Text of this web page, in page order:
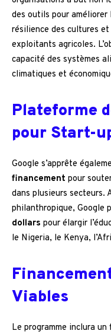
des outils pour
résilience des cultures
exploitants agricoles.
capacité des systèmes
climatiques et
Plateforme
pour Start-
Google s’apprête
financement pour
dans plusieurs secteurs.
philanthropique, Google
dollars pour élargir
le Nigeria, le Kenya,
Viables
Le programme inclura un